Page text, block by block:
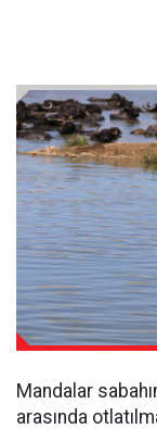
Mandalar
arasında